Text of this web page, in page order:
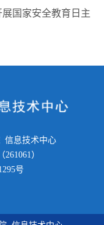
国家安全教育日主
信息技术中心
）
号